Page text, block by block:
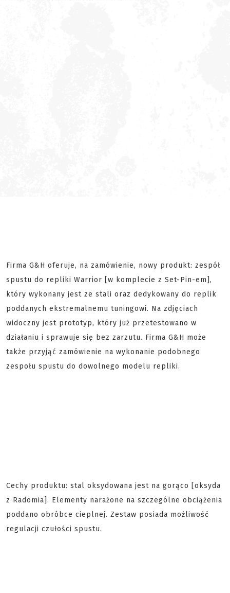
Firma G&H oferuje, na zamówienie, nowy produkt: zespół
spustu do repliki Warrior [w komplecie z Set-Pin-em],
który wykonany jest ze stali oraz dedykowany do replik
poddanych ekstremalnemu tuningowi. Na zdjęciach
widoczny jest prototyp, który już przetestowano w
działaniu i sprawuje się bez zarzutu. Firma G&H może
także przyjąć zamówienie na wykonanie podobnego
zespołu spustu do dowolnego modelu repliki.
Cechy produktu: stal oksydowana jest na gorąco [oksyda
z Radomia]. Elementy narażone na szczególne obciążenia
poddano obróbce cieplnej. Zestaw posiada możliwość
regulacji czułości spustu.